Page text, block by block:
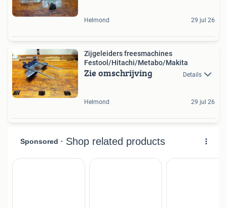
Helmond 29 jul 26
Zijgeleiders freesmachines
Festool/Hitachi/Metabo/Makita
Zie omschrijving Details
Helmond 29 jul 26